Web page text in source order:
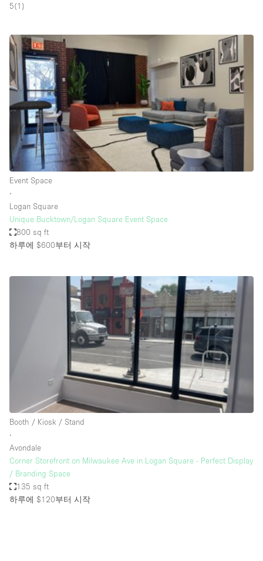
Restaurant / Bar / Cafe
Rooftop
Salon
Shop Share
Stall / Market Stall
Truck
Unique Space
Warehouse
공간 기능
Air Conditioning
Car Display
Concierge
Counters
Daylight
Electricity
Fitting Rooms
Furniture
Garden
5(1 )
Event Space
∙
Logan Square
Unique Bucktown/Logan Square Event Space
800 sq ft
하루에 $600부터 시작
Booth / Kiosk / Stand
∙
Avondale
Corner Storefront on Milwaukee Ave in Logan Square - Perfect Display
/ Branding Space
135 sq ft
하루에 $120부터 시작